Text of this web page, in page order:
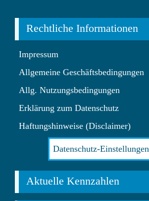
Rechtliche Informationen
Impressum
Allgemeine Geschäftsbedingungen
Allg. Nutzungsbedingungen
Erklärung zum Datenschutz
Haftungshinweise (Disclaimer)
Datenschutz-Einstellungen
Aktuelle Kennzahlen